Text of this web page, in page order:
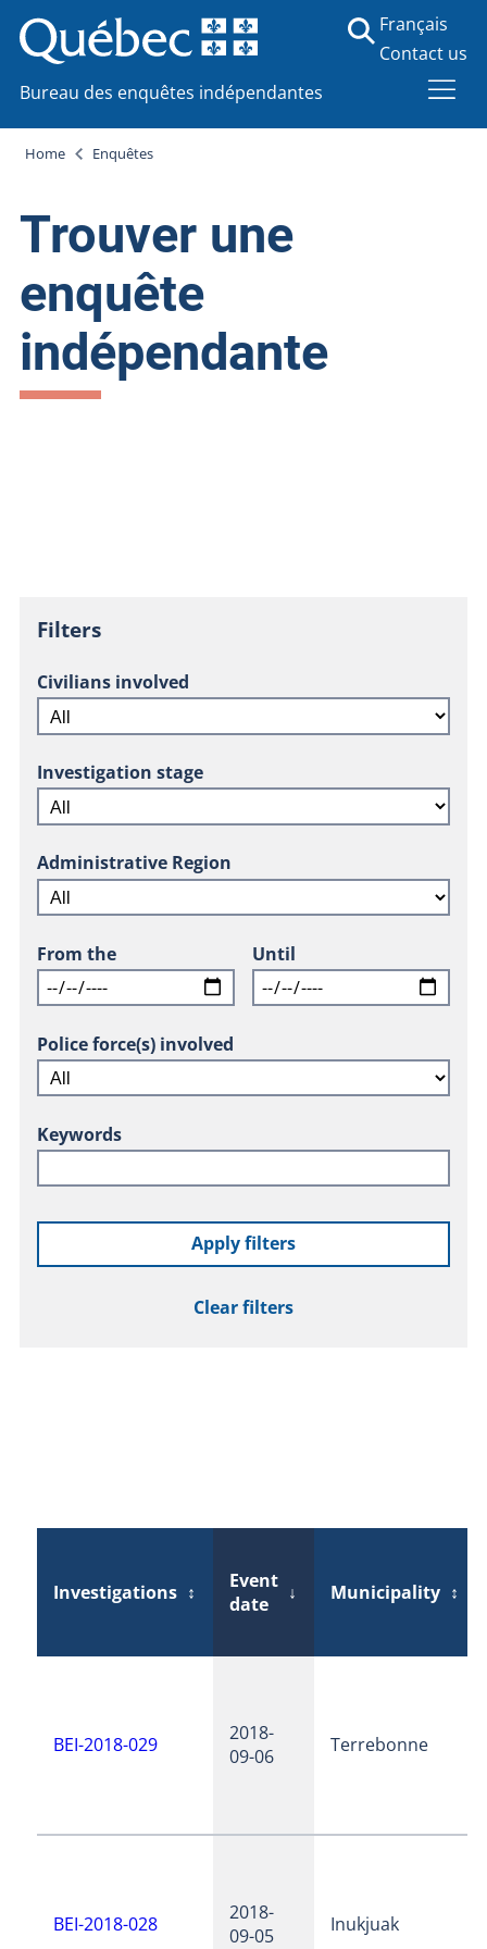
Bureau des enquêtes indépendantes
Français
Contact us
Home Enquêtes
Trouver une
enquête
indépendante
Filters
Civilians involved
Investigation stage
Administrative Region
From the Until
Police force(s) involved
Keywords
Apply filters
Clear filters
Investigations ↕
Event
date
↓ Municipality ↕
BEI-2018-029
2018-
09-06
Terrebonne
BEI-2018-028
2018-
09-05
Inukjuak